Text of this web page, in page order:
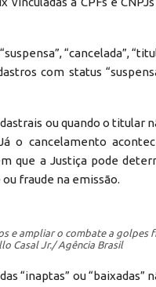
“cancelada”,
com status
ou quando o titular
o cancelamento
que a Justiça pode
fraude na emissão.
e ampliar o combate a golpes
Casal Jr./ Agência Brasil
“inaptas” ou “baixadas”